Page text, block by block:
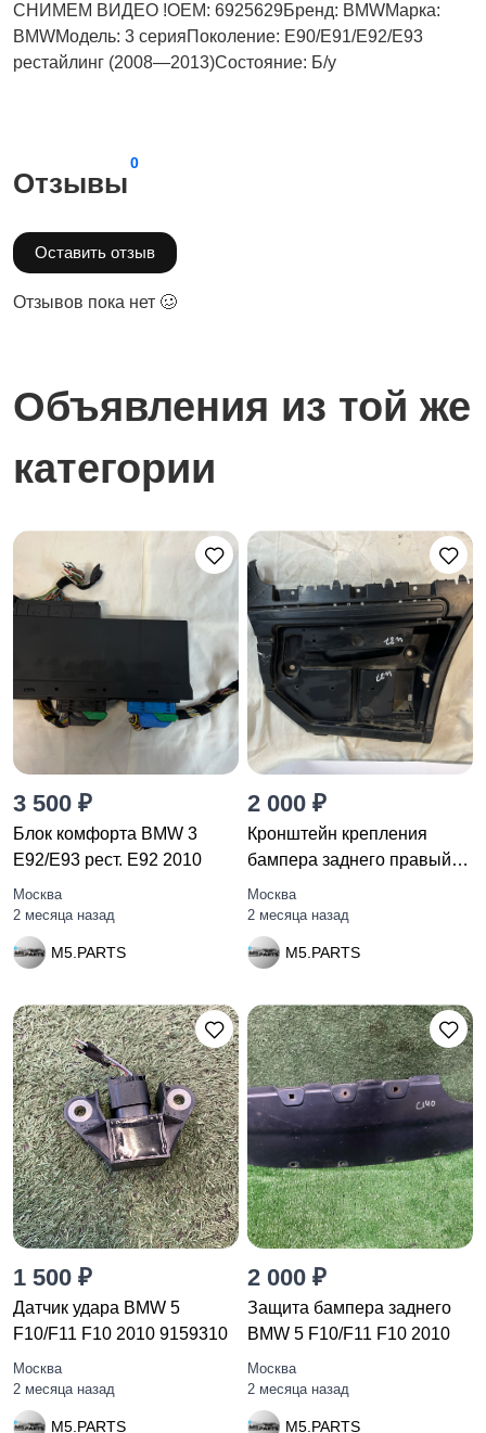
СНИМЕМ ВИДЕО !OEM: 6925629Бренд: BMWМарка:
BMWМодель: 3 серияПоколение: E90/E91/E92/E93
рестайлинг (2008—2013)Состояние: Б/у
Отзывы
0
Оставить отзыв
Отзывов пока нет 🥴
Объявления из той же
категории
3 500 ₽
Блок комфорта BMW 3
E92/E93 рест. E92 2010
Москва
2 месяца назад
M5.PARTS
2 000 ₽
Кронштейн крепления
бампера заднего правый
BMW 3
Москва
2 месяца назад
M5.PARTS
1 500 ₽
Датчик удара BMW 5
F10/F11 F10 2010 9159310
Москва
2 месяца назад
M5.PARTS
2 000 ₽
Защита бампера заднего
BMW 5 F10/F11 F10 2010
Москва
2 месяца назад
M5.PARTS